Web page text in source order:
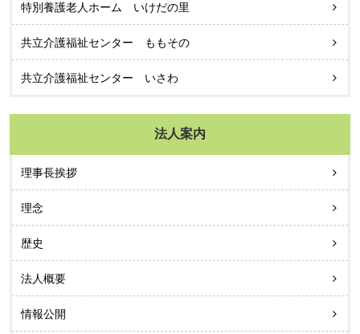
特別養護老人ホーム いけだの里
共立介護福祉センター ももその
共立介護福祉センター いさわ
法人案内
理事長挨拶
理念
歴史
法人概要
情報公開